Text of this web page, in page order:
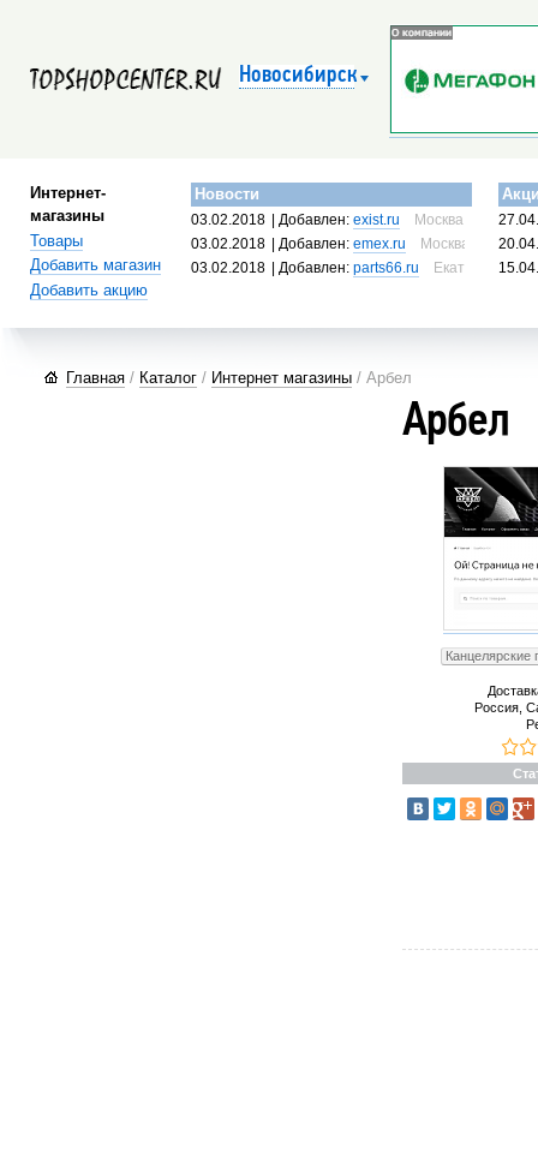
Новосибирск
Интернет-
магазины
Товары
Добавить магазин
Добавить акцию
Новости
03.02.2018 | Добавлен:exist.ru
Москва, Россия
03.02.2018
| Добавлен:emex.ru
Москва, Россия
03.02.2018
| Добавлен:parts66.ru Екатеринбург,
Главная / Каталог / Интернет магазины / Арбел
Арбел
Канцелярские
Россия,